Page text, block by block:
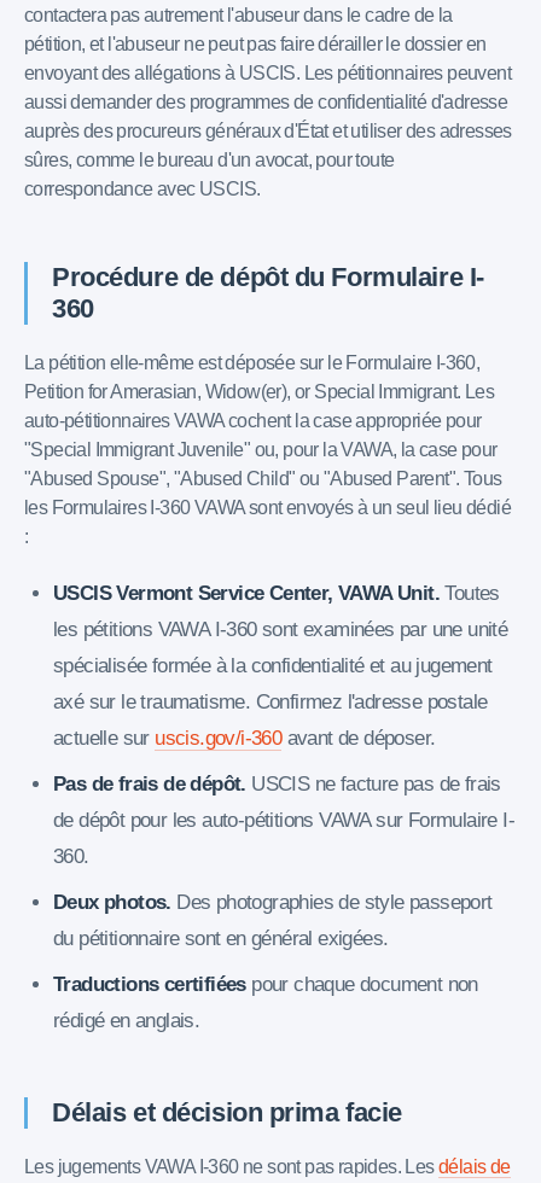
contactera pas autrement l'abuseur dans le cadre de la
pétition, et l'abuseur ne peut pas faire dérailler le dossier en
envoyant des allégations à USCIS. Les pétitionnaires peuvent
aussi demander des programmes de confidentialité d'adresse
auprès des procureurs généraux d'État et utiliser des adresses
sûres, comme le bureau d'un avocat, pour toute
correspondance avec USCIS.
Procédure de dépôt du Formulaire I-
360
La pétition elle-même est déposée sur le Formulaire I-360,
Petition for Amerasian, Widow(er), or Special Immigrant. Les
auto-pétitionnaires VAWA cochent la case appropriée pour
"Special Immigrant Juvenile" ou, pour la VAWA, la case pour
"Abused Spouse", "Abused Child" ou "Abused Parent". Tous
les Formulaires I-360 VAWA sont envoyés à un seul lieu dédié
:
USCIS Vermont Service Center, VAWA Unit. Toutes
les pétitions VAWA I-360 sont examinées par une unité
spécialisée formée à la confidentialité et au jugement
axé sur le traumatisme. Confirmez l'adresse postale
actuelle sur uscis.gov/i-360avant de déposer.
Pas de frais de dépôt. USCIS ne facture pas de frais
de dépôt pour les auto-pétitions VAWA sur Formulaire I-
360.
Deux photos. Des photographies de style passeport
du pétitionnaire sont en général exigées.
Traductions certifiéespour chaque document non
rédigé en anglais.
Délais et décision prima facie
Les jugements VAWA I-360 ne sont pas rapides. Lesdélais de